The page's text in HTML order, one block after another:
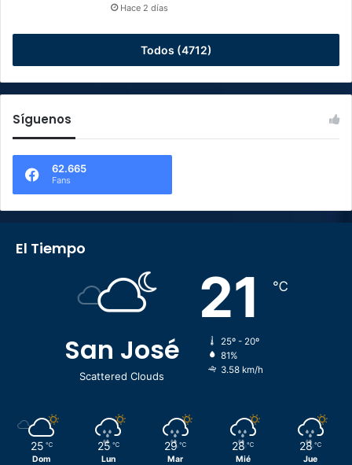
Hace 2 días
Todos (4712)
Síguenos
62.665
Fans
El Tiempo
San José
Scattered Clouds
21 ℃
25º - 20º
81%
3.58 km/h
25 ℃
Dom
25 ℃
Lun
29 ℃
Mar
28 ℃
Mié
28 ℃
Jue